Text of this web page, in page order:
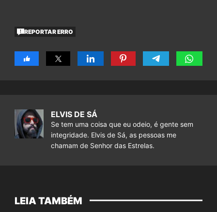
REPORTAR ERRO
ELVIS DE SÁ
Se tem uma coisa que eu odeio, é gente sem
integridade. Elvis de Sá, as pessoas me
chamam de Senhor das Estrelas.
LEIA TAMBÉM